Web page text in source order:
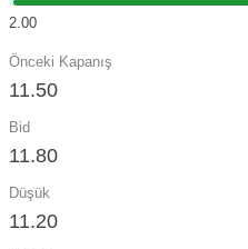
2.00
Önceki Kapanış
11.50
Bid
11.80
Düşük
11.20